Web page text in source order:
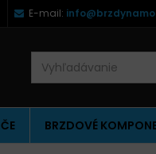
E-mail:
BRZDOVÉ